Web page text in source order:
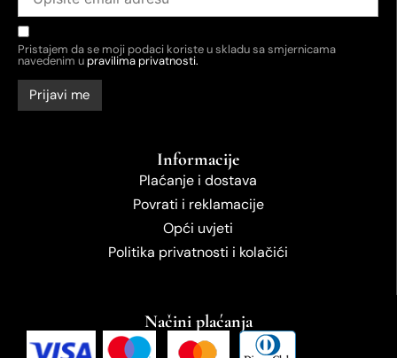
Pristajem da se moji podaci koriste u skladu sa smjernicama
navedenim upravilima privatnosti.
Informacije
Plaćanje i dostava
Povrati i reklamacije
Opći uvjeti
Politika privatnosti i kolačići
Načini plaćanja